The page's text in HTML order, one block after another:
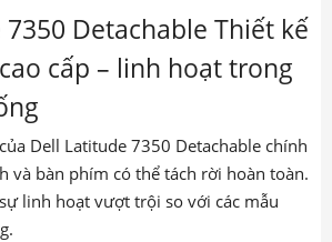
Detachable Thiết kế
cấp – linh hoạt trong
Dell Latitude 7350 Detachable chính
và bàn phím có thể tách rời hoàn toàn.
linh hoạt vượt trội so với các mẫu